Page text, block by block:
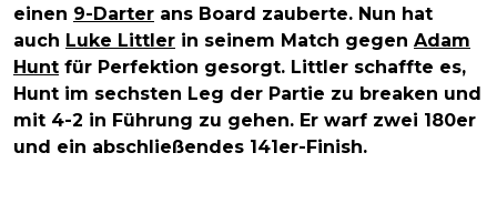
einen 9-Darter ans Board zauberte. Nun hat
auch Luke Littler in seinem Match gegen Adam
Hunt für Perfektion gesorgt. Littler schaffte es,
Hunt im sechsten Leg der Partie zu breaken und
mit 4-2 in Führung zu gehen. Er warf zwei 180er
und ein abschließendes 141er-Finish.